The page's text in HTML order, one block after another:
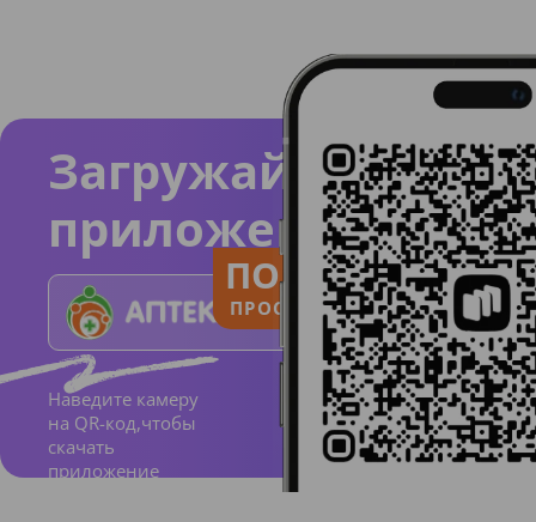
Загружайте
приложение
Наведите камеру
на QR-код,чтобы
скачать
приложение
ПОЛЬЗУЙСЯ
ПРОСТО И ПОНЯТНО